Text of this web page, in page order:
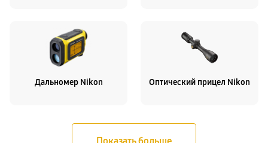
Дальномер Nikon Оптический прицел Nikon